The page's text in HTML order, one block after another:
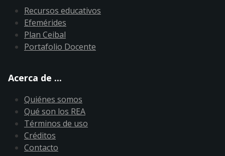
Recursos educativos
Efemérides
Plan Ceibal
Portafolio Docente
Acerca de ...
Quiénes somos
Qué son los REA
Términos de uso
Créditos
Contacto